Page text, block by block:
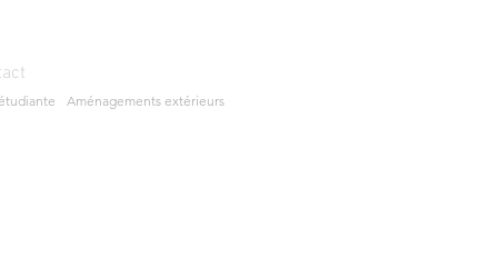
Aménagements extérieurs